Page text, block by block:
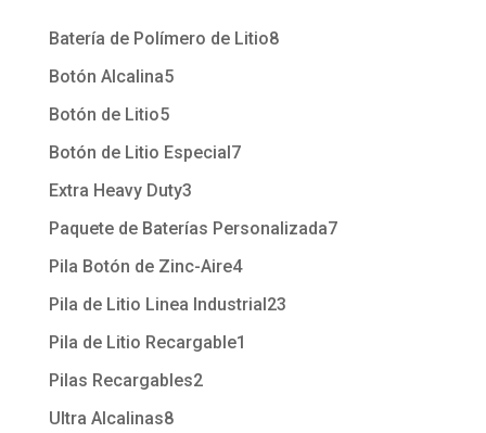
Batería de Polímero de Litio8
Botón Alcalina5
Botón de Litio5
Botón de Litio Especial 7
Extra Heavy Duty3
Paquete de Baterías Personalizada7
Pila Botón de Zinc-Aire4
Pila de Litio Linea Industrial 23
Pila de Litio Recargable1
Pilas Recargables2
Ultra Alcalinas8